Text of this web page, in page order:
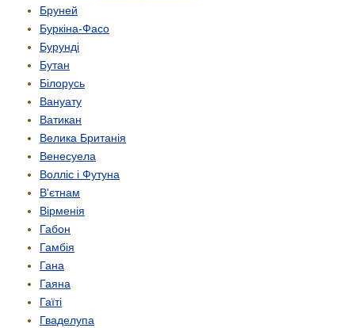
Бруней
Буркіна-Фасо
Бурунді
Бутан
Білорусь
Вануату
Ватикан
Велика Британія
Венесуела
Волліс і Футуна
В'єтнам
Вірменія
Габон
Гамбія
Гана
Гаяна
Гаїті
Гваделупа